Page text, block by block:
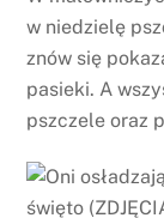
w niedzielę
znów się
pasieki. A
pszczele oraz